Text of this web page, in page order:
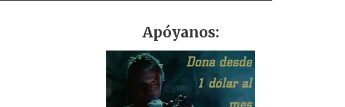
Apóyanos: